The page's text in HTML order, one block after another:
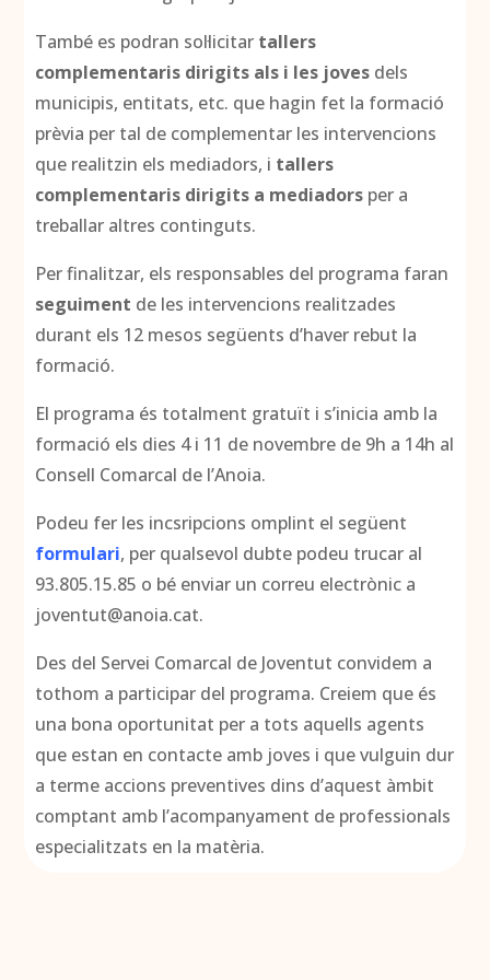
També es podran sol·licitar tallers
complementaris dirigits als i les joves dels
municipis, entitats, etc. que hagin fet la formació
prèvia per tal de complementar les intervencions
que realitzin els mediadors, i tallers
complementaris dirigits a mediadors per a
treballar altres continguts.
Per finalitzar, els responsables del programa faran
seguiment de les intervencions realitzades
durant els 12 mesos següents d’haver rebut la
formació.
El programa és totalment gratuït i s’inicia amb la
formació els dies 4 i 11 de novembre de 9h a 14h al
Consell Comarcal de l’Anoia.
Podeu fer les incsripcions omplint el següent
formulari, per qualsevol dubte podeu trucar al
93.805.15.85 o bé enviar un correu electrònic a
joventut@anoia.cat.
Des del Servei Comarcal de Joventut convidem a
tothom a participar del programa. Creiem que és
una bona oportunitat per a tots aquells agents
que estan en contacte amb joves i que vulguin dur
a terme accions preventives dins d’aquest àmbit
comptant amb l’acompanyament de professionals
especialitzats en la matèria.